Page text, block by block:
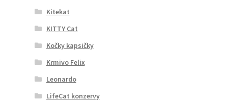
Kitekat
KITTY Cat
Kočky kapsičky
Krmivo Felix
Leonardo
LifeCat konzervy